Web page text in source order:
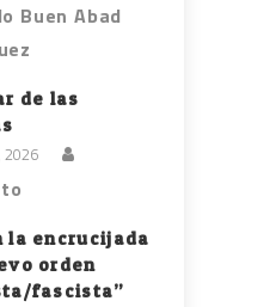
Buen Abad
de las
2026
la encrucijada
orden
fascista”